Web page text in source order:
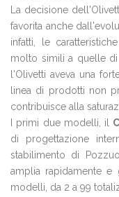
La decisione
favorita anche
infatti, le
molto simili a quelle
l'Olivetti aveva una
linea di prodotti non
contribuisce alla
I primi due modelli, il
di progettazione
stabilimento di
amplia rapidamente
modelli, da 2 a 99